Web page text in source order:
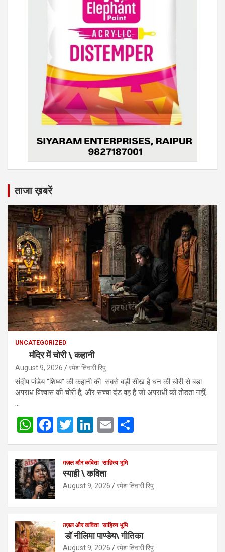
ताजा ख़बरें
UNCATEGORIZED
मंदिर में चोरी \ कहानी
August 9, 2026 रमेश तिवारी रिपु
संदीप पांडेय “शिष्य” की कहानी की सबसे बड़ी सीख है धन की चोरी से बड़ा
अपराध विश्वास की चोरी है, और सच्चा दंड वह है जो अपराधी को तोड़ता नहीं,
W
h
at
s
A
p
p
F
a
ce
b
o
o
k
T
wi
tt
er
Li
n
ke
dI
n
E
m
ail
h
ग़ज़ल और कविता साहित्य भूमि
स्याही \ कविता
August 9, 2026 रमेश तिवारी रिपु
ग़ज़ल और कविता साहित्य भूमि
डॉ नीलिमा पाण्डेय\ गीतिका
August 9, 2026 रमेश तिवारी रिपु